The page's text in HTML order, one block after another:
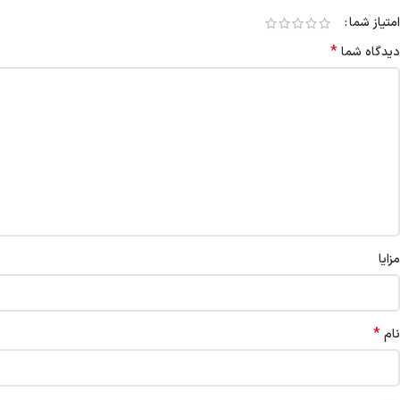
امتیاز شما
دیدگاه شما*
مزایا
نام*